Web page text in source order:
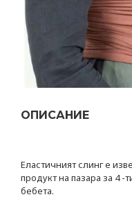
ОПИСАНИЕ
Еластичният слинг е
продукт на пазара за 4
бебета.